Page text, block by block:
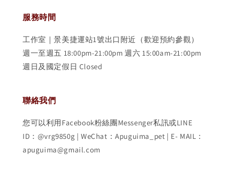
服務時間
工作室｜景美捷運站1號出口附近（歡迎預約參觀）
週一至週五 18:00pm-21:00pm 週六 15:00am-21:00pm
週日及國定假日 Closed
聯絡我們
您可以利用Facebook粉絲團Messenger私訊或LINE
ID：@vrg9850g | WeChat：Apuguima_pet | E- MAIL：
apuguima@gmail.com